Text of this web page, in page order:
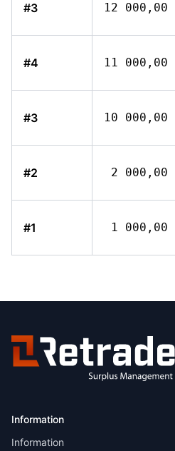
#3 12 000,00
#4 11 000,00
#3 10 000,00
#2 2 000,00
#1 1 000,00
Information
Information